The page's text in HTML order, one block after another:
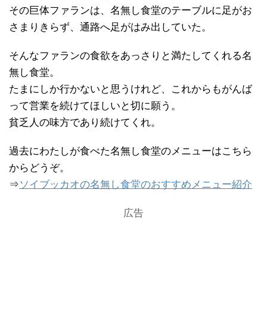
その巨体ファランは、名無し食堂のテーブルに足がお
さまりきらず、通路へ足がはみ出していた。
そんなファランの食欲をあっさりと満たしてくれる名
無し食堂。
たまにしか行かないと思うけれど、これからもがんば
って営業を続けてほしいと切に願う。
貧乏人の味方であり続けてくれ。
過去にわたしが食べた名無し食堂のメニューはこちら
からどうぞ。
⇒ソイブッカオの名無し食堂のおすすめメニュー紹介
広告